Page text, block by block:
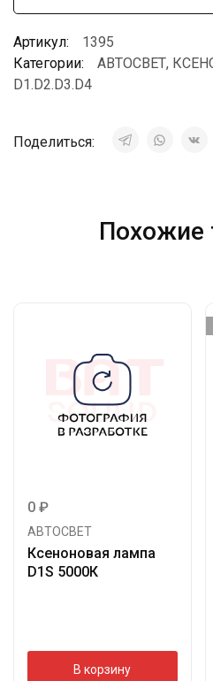
Артикул:
1395
Категории:
АВТОСВЕТ,
D1.D2.D3.D4
Поделиться:
Похожие
0 ₽
АВТОСВЕТ
Ксеноновая лампа
D1S 5000К
В корзину